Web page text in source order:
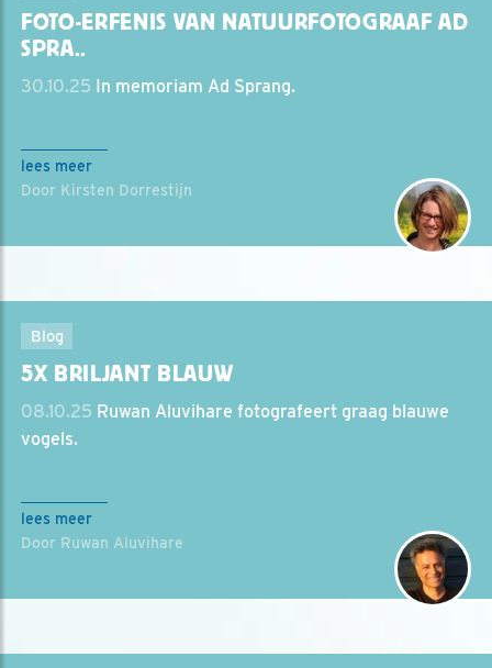
FOTO-ERFENIS VAN NATUURFOTOGRAAF AD
SPRA..
30.10.25 In memoriam Ad Sprang.
lees meer
Door Kirsten Dorrestijn
Blog
5X BRILJANT BLAUW
08.10.25 Ruwan Aluvihare fotografeert graag blauwe
vogels.
lees meer
Door Ruwan Aluvihare